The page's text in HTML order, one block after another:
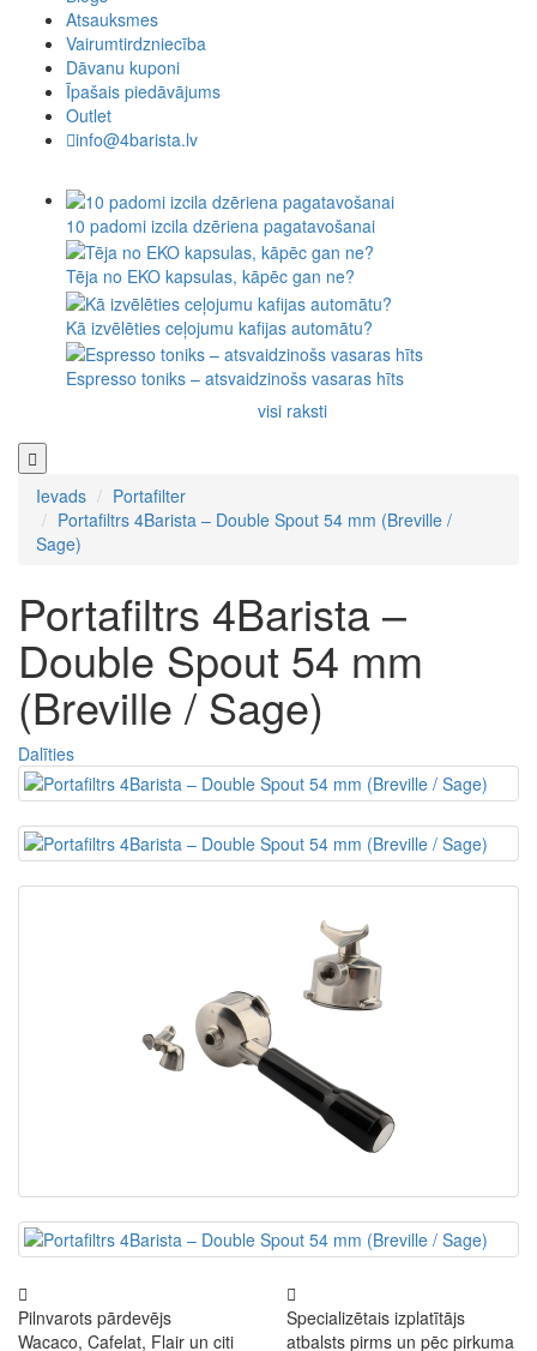
Atsauksmes
Vairumtirdzniecība
Dāvanu kuponi
Īpašais piedāvājums
Outlet
info@4barista.lv
10 padomi izcila dzēriena pagatavošanai
Tēja no EKO kapsulas, kāpēc gan ne?
Kā izvēlēties ceļojumu kafijas automātu?
Espresso toniks – atsvaidzinošs vasaras hīts
visi raksti
Ievads
Portafilter
Portafiltrs 4Barista – Double Spout 54 mm (Breville /
Sage)
Portafiltrs 4Barista –
Double Spout 54 mm
(Breville / Sage)
Dalīties
Pilnvarots pārdevējs
Wacaco, Cafelat, Flair un citi
Specializētais izplatītājs
atbalsts pirms un pēc pirkuma